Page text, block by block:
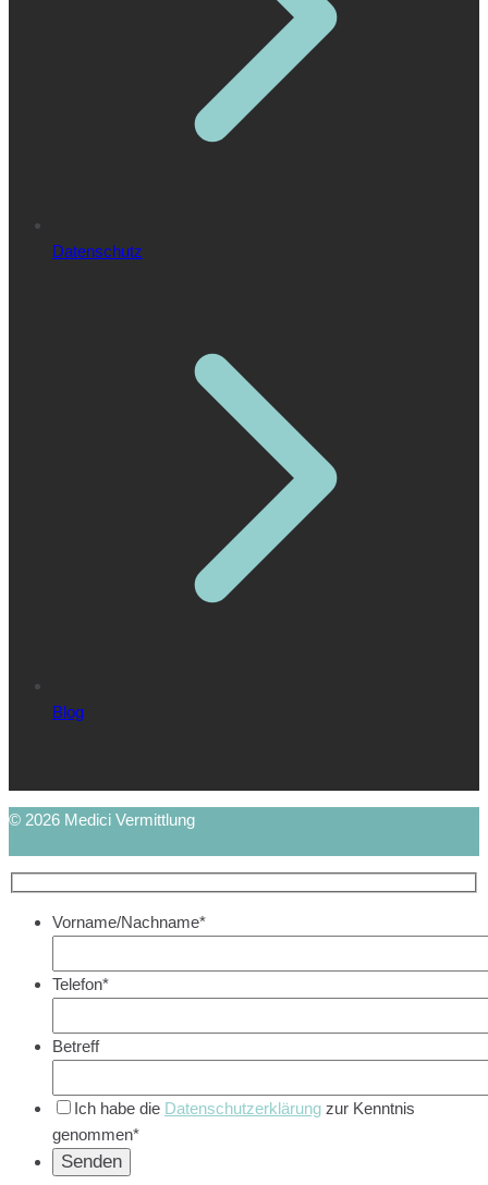
Datenschutz
Blog
© 2026 Medici Vermittlung
Vorname/Nachname*
Telefon*
Betreff
Ich habe die Datenschutzerklärung zur Kenntnis
genommen*